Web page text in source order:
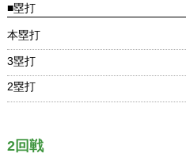
■塁打
本塁打
3塁打
2塁打
2回戦